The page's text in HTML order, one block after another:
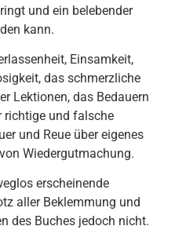
und ein belebender
kann.
Einsamkeit,
das schmerzliche
Lektionen, das Bedauern
richtige und falsche
und Reue über eigenes
Wiedergutmachung.
erscheinende
aller Beklemmung und
des Buches jedoch nicht.